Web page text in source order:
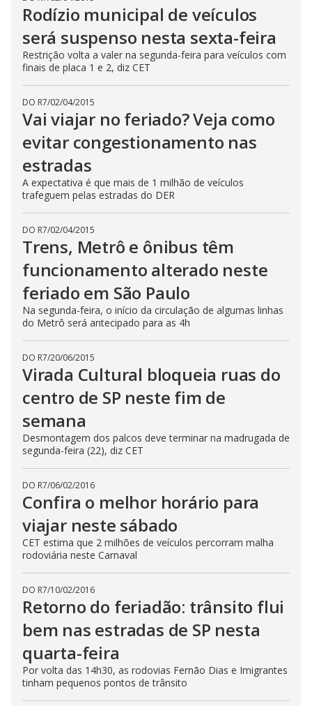
Rodízio municipal de veículos
será suspenso nesta sexta-feira
Restrição volta a valer na segunda-feira para veículos com
finais de placa 1 e 2, diz CET
DO R7/02/04/2015
Vai viajar no feriado? Veja como
evitar congestionamento nas
estradas
A expectativa é que mais de 1 milhão de veículos
trafeguem pelas estradas do DER
DO R7/02/04/2015
Trens, Metrô e ônibus têm
funcionamento alterado neste
feriado em São Paulo
Na segunda-feira, o início da circulação de algumas linhas
do Metrô será antecipado para as 4h
DO R7/20/06/2015
Virada Cultural bloqueia ruas do
centro de SP neste fim de
semana
Desmontagem dos palcos deve terminar na madrugada de
segunda-feira (22), diz CET
DO R7/06/02/2016
Confira o melhor horário para
viajar neste sábado
CET estima que 2 milhões de veículos percorram malha
rodoviária neste Carnaval
DO R7/10/02/2016
Retorno do feriadão: trânsito flui
bem nas estradas de SP nesta
quarta-feira
Por volta das 14h30, as rodovias Fernão Dias e Imigrantes
tinham pequenos pontos de trânsito